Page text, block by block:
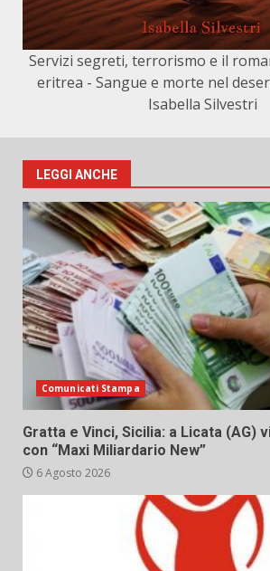
Servizi segreti, terrorismo e il
eritrea - Sangue e morte nel
Isabella Silvestri
LEGGI ANCHE
Comunicati Stampa
Gratta e Vinci, Sicilia: a Licata (AG)
con “Maxi Miliardario New”
6 Agosto 2026